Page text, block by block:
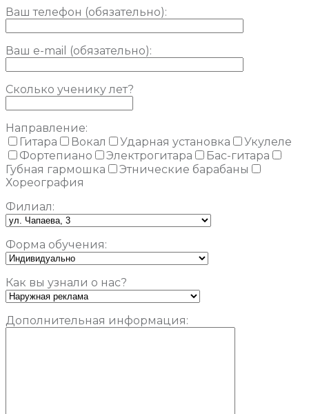
Ваш телефон (обязательно):
Ваш e-mail (обязательно):
Сколько ученику лет?
Направление:
Гитара
Вокал Ударная установка
Укулеле
Фортепиано
Электрогитара
Бас-гитара
Губная гармошка
Этнические барабаны
Хореография
Филиал:
Форма обучения:
Как вы узнали о нас?
Дополнительная информация: